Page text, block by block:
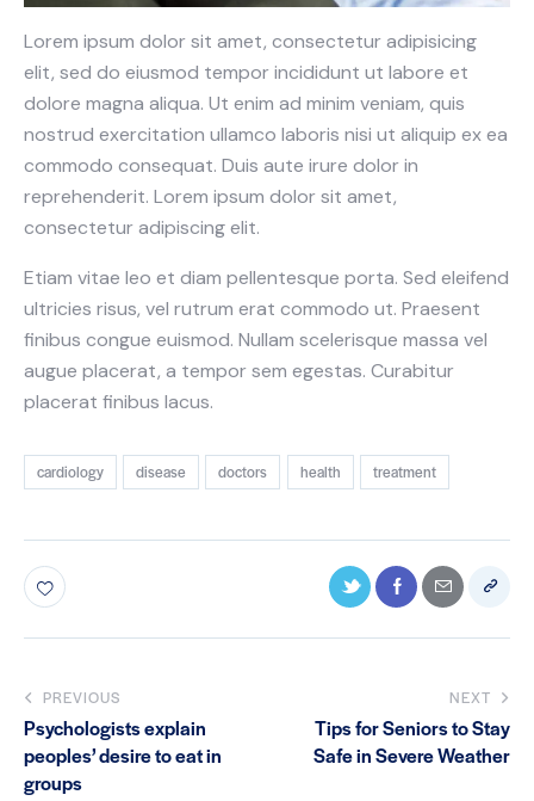
Lorem ipsum dolor sit amet, consectetur adipisicing
elit, sed do eiusmod tempor incididunt ut labore et
dolore magna aliqua. Ut enim ad minim veniam, quis
nostrud exercitation ullamco laboris nisi ut aliquip ex ea
commodo consequat. Duis aute irure dolor in
reprehenderit. Lorem ipsum dolor sit amet,
consectetur adipiscing elit.
Etiam vitae leo et diam pellentesque porta. Sed eleifend
ultricies risus, vel rutrum erat commodo ut. Praesent
finibus congue euismod. Nullam scelerisque massa vel
augue placerat, a tempor sem egestas. Curabitur
placerat finibus lacus.
cardiology disease doctors health treatment
PREVIOUS
Psychologists explain
peoples’ desire to eat in
groups
NEXT
Tips for Seniors to Stay
Safe in Severe Weather